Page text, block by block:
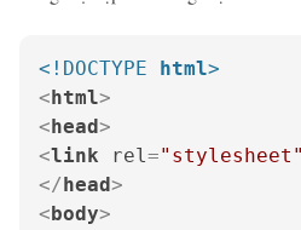
<!DOCTYPE html>
<html>
<head>
<link rel="stylesheet"
</head>
<body>